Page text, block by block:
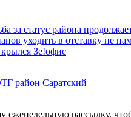
за статус района
уходить в отставку не
Зе!офис
район Саратский
еженедельную рассылку,